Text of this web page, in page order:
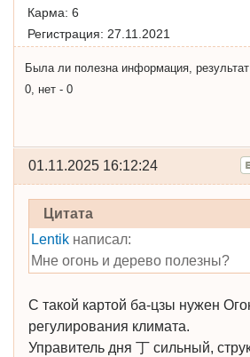
Карма: 6
Регистрация: 27.11.2021
Была ли полезна информация,
0, нет - 0
01.11.2025 16:12:24
Цитата
Lentikнаписал:
Мне огонь и дерево полезны?
С такой картой ба-цзы нужен
регулирования климата.
Управитель дня 丁 сильный,